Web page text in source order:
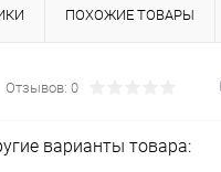
ПОХОЖИЕ ТОВАРЫ
Отзывов: 0
варианты товара: